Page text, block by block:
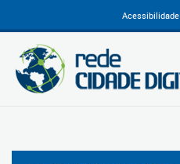
para
conteúdo
Acessibilidade